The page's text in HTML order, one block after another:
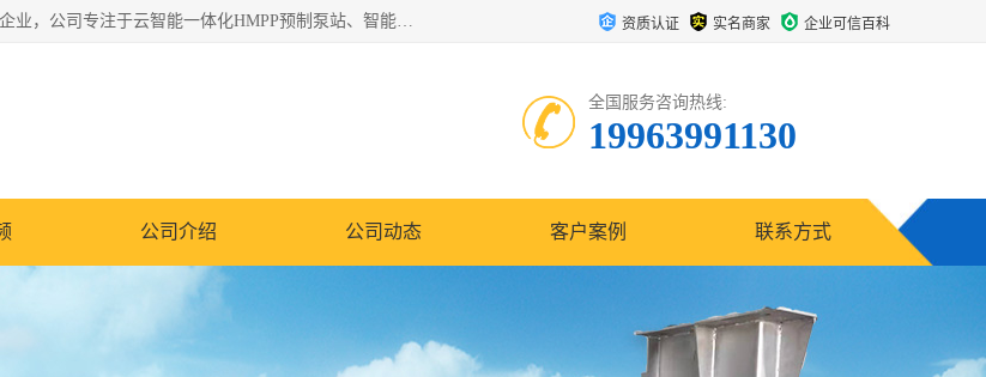
青岛铭源环保科技有限公司是一家专注于环保与智慧水务领域的先进科技企业，公司专注于云智能一体化HMPP预制泵站、智能截流井设备、调蓄池雨洪管理设备、水务循环利用、云智慧水务开发及新型环保技术研发等领域。 资质认证 实名商家 企业可信百科
全国服务咨询热线:
19963991130
公司介绍 公司动态 客户案例 联系方式